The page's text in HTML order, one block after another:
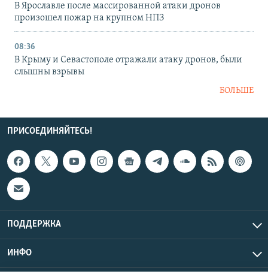
В Ярославле после массированной атаки дронов
произошел пожар на крупном НПЗ
08:36
В Крыму и Севастополе отражали атаку дронов, были
слышны взрывы
БОЛЬШЕ
ПРИСОЕДИНЯЙТЕСЬ!
ПОДДЕРЖКА
ИНФО